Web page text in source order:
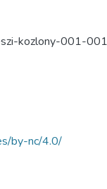
kozlony-001-
by-nc/4.0/